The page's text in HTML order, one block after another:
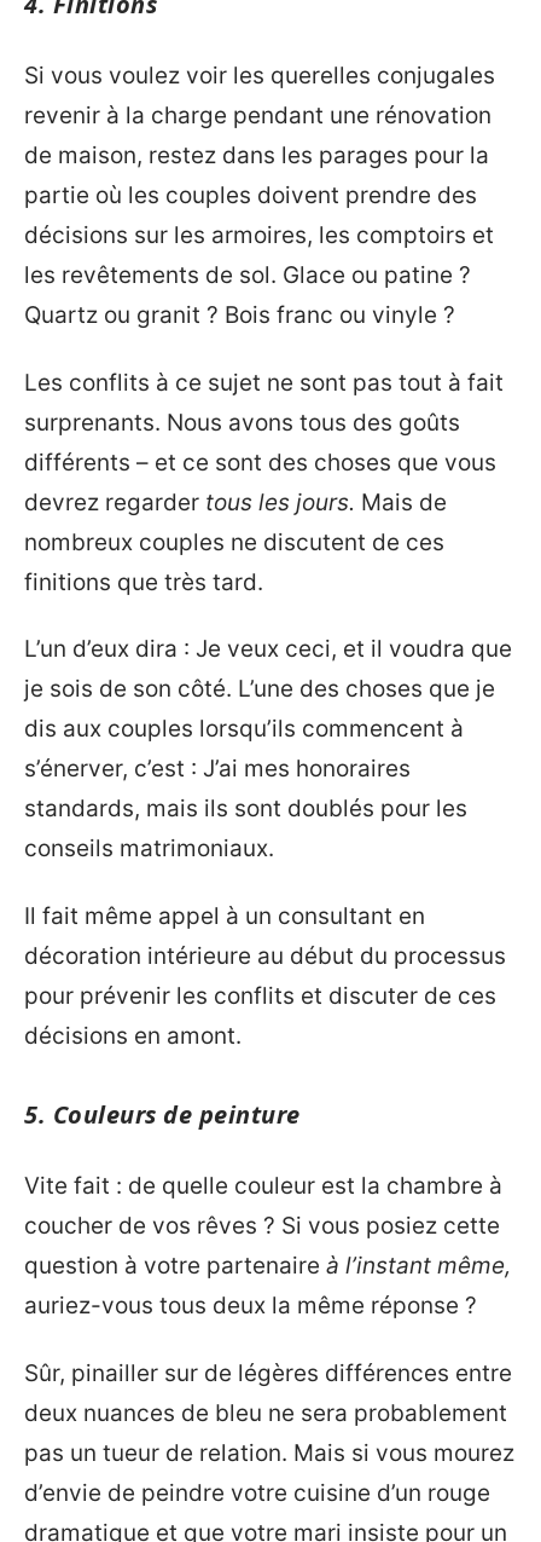
Si vous voulez voir les querelles conjugales
revenir à la charge pendant une rénovation
de maison, restez dans les parages pour la
partie où les couples doivent prendre des
décisions sur les armoires, les comptoirs et
les revêtements de sol. Glace ou patine ?
Quartz ou granit ? Bois franc ou vinyle ?
Les conflits à ce sujet ne sont pas tout à fait
surprenants. Nous avons tous des goûts
différents – et ce sont des choses que vous
devrez regarder tous les jours. Mais de
nombreux couples ne discutent de ces
finitions que très tard.
L’un d’eux dira : Je veux ceci, et il voudra que
je sois de son côté. L’une des choses que je
dis aux couples lorsqu’ils commencent à
s’énerver, c’est : J’ai mes honoraires
standards, mais ils sont doublés pour les
conseils matrimoniaux.
Il fait même appel à un consultant en
décoration intérieure au début du processus
pour prévenir les conflits et discuter de ces
décisions en amont.
5. Couleurs de peinture
Vite fait : de quelle couleur est la chambre à
coucher de vos rêves ? Si vous posiez cette
question à votre partenaire à l’instant même,
auriez-vous tous deux la même réponse ?
Sûr, pinailler sur de légères différences entre
deux nuances de bleu ne sera probablement
pas un tueur de relation. Mais si vous mourez
d’envie de peindre votre cuisine d’un rouge
dramatique et que votre mari insiste pour un